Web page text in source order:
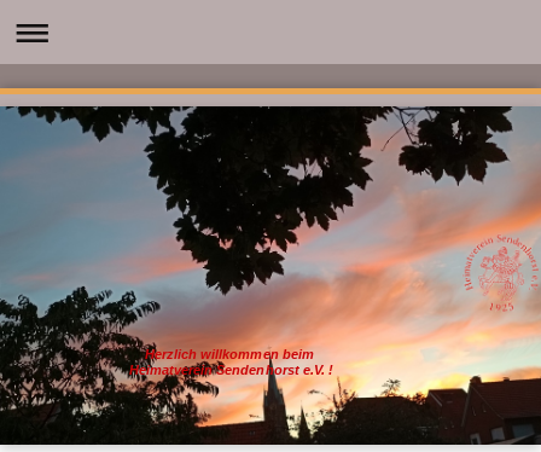
Herzlich willkommen beim
Heimatverein Sendenhorst e.V. !